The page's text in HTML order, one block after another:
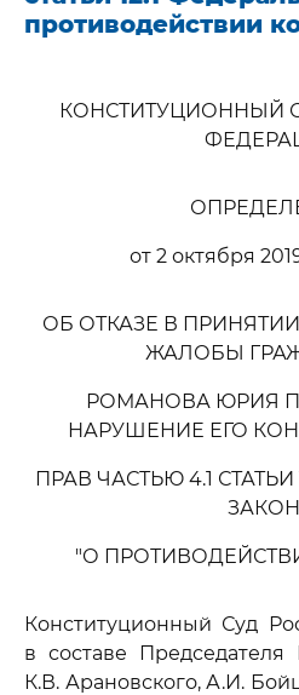
противодействии
КОНСТИТУЦИОННЫЙ
от 2 октября
ОБ ОТКАЗЕ В
ЖАЛОБЫ
РОМАНОВА ЮРИЯ
НАРУШЕНИЕ ЕГО
ПРАВ ЧАСТЬЮ 4.1
"О
Конституционный Суд
в составе
К.В. Арановского, А.И.